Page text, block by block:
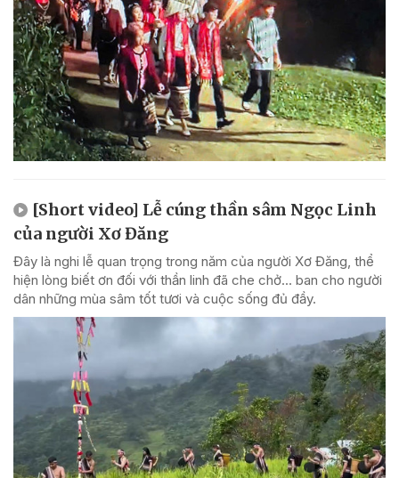
[Short video] Lễ cúng thần sâm Ngọc Linh
của người Xơ Đăng
Đây là nghi lễ quan trọng trong năm của người Xơ Đăng, thể
hiện lòng biết ơn đối với thần linh đã che chở... ban cho người
dân những mùa sâm tốt tươi và cuộc sống đủ đầy.